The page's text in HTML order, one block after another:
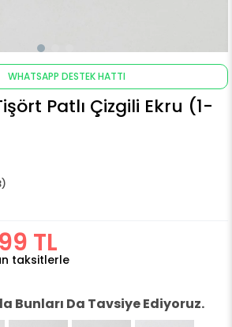
WHATSAPP DESTEK HATTI
Patlı Çizgili Ekru (1-
TL
taksitlerle
Bunları Da Tavsiye Ediyoruz.